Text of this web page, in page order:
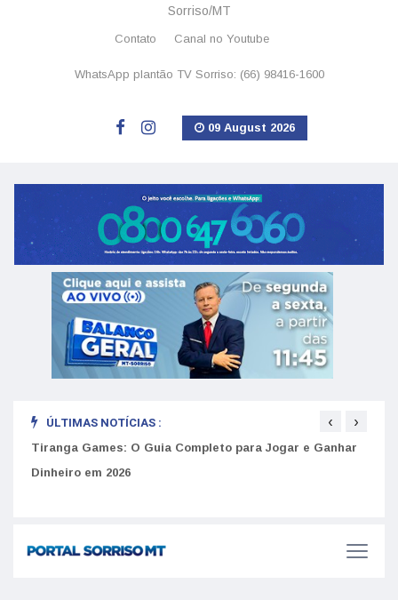
Sorriso/MT
Contato Canal no Youtube
WhatsApp plantão TV Sorriso: (66) 98416-1600
09 August 2026
ÚLTIMAS NOTÍCIAS :
Tiranga Games: O Guia Completo para Jogar e Ganhar
Dinheiro em 2026
‹ ›